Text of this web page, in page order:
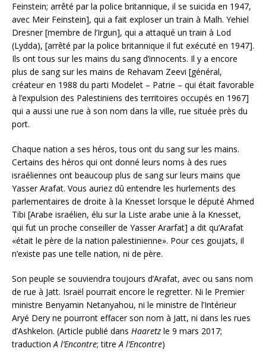
Feinstein; arrêté par la police britannique, il se suicida en 1947,
avec Meir Feinstein], qui a fait exploser un train à Malh. Yehiel
Dresner [membre de l’Irgun], qui a attaqué un train à Lod
(Lydda), [arrêté par la police britannique il fut exécuté en 1947].
Ils ont tous sur les mains du sang d’innocents. Il y a encore
plus de sang sur les mains de Rehavam Zeevi [général,
créateur en 1988 du parti Modelet – Patrie – qui était favorable
à l’expulsion des Palestiniens des territoires occupés en 1967]
qui a aussi une rue à son nom dans la ville, rue située près du
port.
Chaque nation a ses héros, tous ont du sang sur les mains.
Certains des héros qui ont donné leurs noms à des rues
israéliennes ont beaucoup plus de sang sur leurs mains que
Yasser Arafat. Vous auriez dû entendre les hurlements des
parlementaires de droite à la Knesset lorsque le député Ahmed
Tibi [Arabe israélien, élu sur la Liste arabe unie à la Knesset,
qui fut un proche conseiller de Yasser Ararfat] a dit qu’Arafat
«était le père de la nation palestinienne». Pour ces goujats, il
n’existe pas une telle nation, ni de père.
Son peuple se souviendra toujours d’Arafat, avec ou sans nom
de rue à Jatt. Israël pourrait encore le regretter. Ni le Premier
ministre Benyamin Netanyahou, ni le ministre de l’Intérieur
Aryé Dery ne pourront effacer son nom à Jatt, ni dans les rues
d’Ashkelon. (Article publié dans Haaretz le 9 mars 2017;
traductionA l’Encontre; titreA l’Encontre)